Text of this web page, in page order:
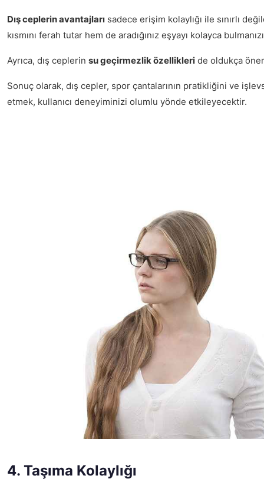
Dış ceplerin avantajları sadece erişim kolaylığı ile sınırlı
kısmını ferah tutar hem de aradığınız eşyayı kolayca
Ayrıca, dış ceplerin su geçirmezlik özellikleri de oldukça
Sonuç olarak, dış cepler, spor çantalarının pratikliğini ve
etmek, kullanıcı deneyiminizi olumlu yönde etkileyecektir.
4. Taşıma Kolaylığı